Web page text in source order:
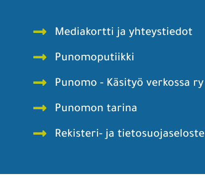
Mediakortti ja yhteystiedot
Punomoputiikki
Punomo - Käsityö verkossa ry
Punomon tarina
Rekisteri- ja tietosuojaseloste